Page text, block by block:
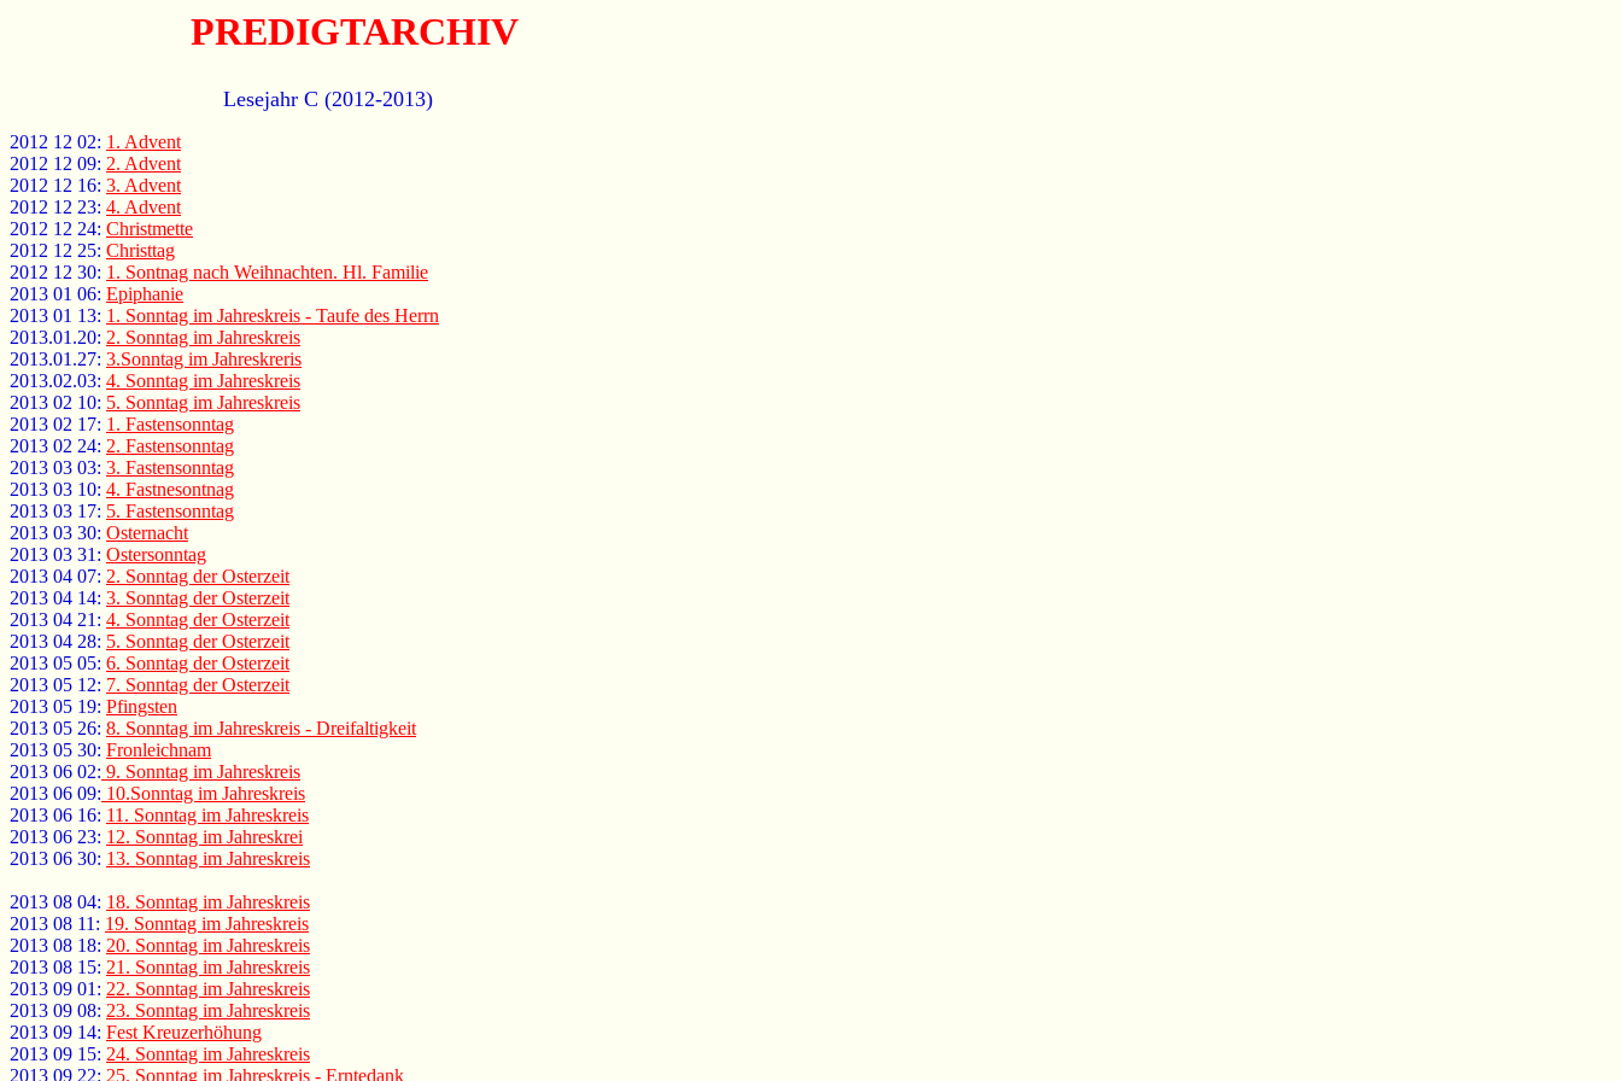
PREDIGTARCHIV
Lesejahr C (2012-2013)
2012 12 02: 1. Advent
2012 12 09: 2. Advent
2012 12 16: 3. Advent
2012 12 23: 4. Advent
2012 12 24: Christmette
2012 12 25: Christtag
2012 12 30: 1. Sontnag nach Weihnachten. Hl. Familie
2013 01 06: Epiphanie
2013 01 13: 1. Sonntag im Jahreskreis - Taufe des Herrn
2013.01.20: 2. Sonntag im Jahreskreis
2013.01.27: 3.Sonntag im Jahreskreris
2013.02.03: 4. Sonntag im Jahreskreis
2013 02 10: 5. Sonntag im Jahreskreis
2013 02 17: 1. Fastensonntag
2013 02 24: 2. Fastensonntag
2013 03 03: 3. Fastensonntag
2013 03 10: 4. Fastnesontnag
2013 03 17: 5. Fastensonntag
2013 03 30: Osternacht
2013 03 31: Ostersonntag
2013 04 07: 2. Sonntag der Osterzeit
2013 04 14: 3. Sonntag der Osterzeit
2013 04 21: 4. Sonntag der Osterzeit
2013 04 28: 5. Sonntag der Osterzeit
2013 05 05: 6. Sonntag der Osterzeit
2013 05 12: 7. Sonntag der Osterzeit
2013 05 19: Pfingsten
2013 05 26: 8. Sonntag im Jahreskreis - Dreifaltigkeit
2013 05 30: Fronleichnam
2013 06 02: 9. Sonntag im Jahreskreis
2013 06 09: 10.Sonntag im Jahreskreis
2013 06 16: 11. Sonntag im Jahreskreis
2013 06 23: 12. Sonntag im Jahreskrei
2013 06 30: 13. Sonntag im Jahreskreis
2013 08 04: 18. Sonntag im Jahreskreis
2013 08 11: 19. Sonntag im Jahreskreis
2013 08 18: 20. Sonntag im Jahreskreis
2013 08 15: 21. Sonntag im Jahreskreis
2013 09 01: 22. Sonntag im Jahreskreis
2013 09 08: 23. Sonntag im Jahreskreis
2013 09 14: Fest Kreuzerhöhung
2013 09 15: 24. Sonntag im Jahreskreis
2013 09 22: 25. Sonntag im Jahreskreis - Erntedank